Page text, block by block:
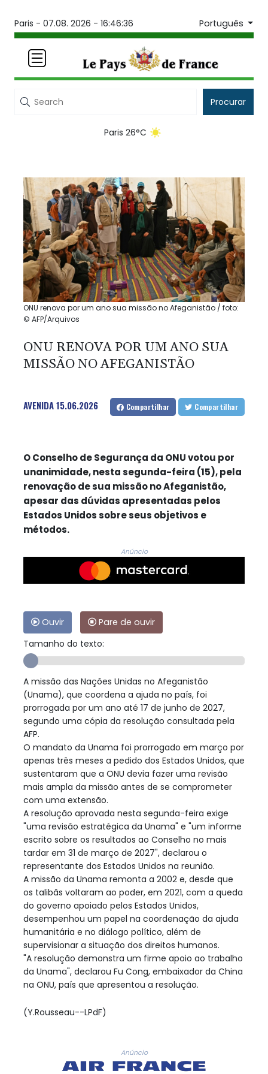
Paris - 07.08. 2026 - 16:46:36 Português
Procurar
Paris 26°C
ONU renova por um ano sua missão no Afeganistão / foto:
© AFP/Arquivos
ONU RENOVA POR UM ANO SUA
MISSÃO NO AFEGANISTÃO
AVENIDA15.06.2026 Compartilhar Compartilhar
O Conselho de Segurança da ONU votou por
unanimidade, nesta segunda-feira (15), pela
renovação de sua missão no Afeganistão,
apesar das dúvidas apresentadas pelos
Estados Unidos sobre seus objetivos e
métodos.
Anúncio
Ouvir
Pare de ouvir
Tamanho do texto:
A missão das Nações Unidas no Afeganistão
(Unama), que coordena a ajuda no país, foi
prorrogada por um ano até 17 de junho de 2027,
segundo uma cópia da resolução consultada pela
AFP.
O mandato da Unama foi prorrogado em março por
apenas três meses a pedido dos Estados Unidos, que
sustentaram que a ONU devia fazer uma revisão
mais ampla da missão antes de se comprometer
com uma extensão.
A resolução aprovada nesta segunda-feira exige
"uma revisão estratégica da Unama" e "um informe
escrito sobre os resultados ao Conselho no mais
tardar em 31 de março de 2027", declarou o
representante dos Estados Unidos na reunião.
A missão da Unama remonta a 2002 e, desde que
os talibãs voltaram ao poder, em 2021, com a queda
do governo apoiado pelos Estados Unidos,
desempenhou um papel na coordenação da ajuda
humanitária e no diálogo político, além de
supervisionar a situação dos direitos humanos.
"A resolução demonstra um firme apoio ao trabalho
da Unama", declarou Fu Cong, embaixador da China
na ONU, país que apresentou a resolução.
(Y.Rousseau--LPdF)
Anúncio